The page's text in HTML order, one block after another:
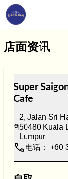
店面资讯
Super
Cafe
2, Jalan Sri
50480 Kuala
Lumpur
电话： +60